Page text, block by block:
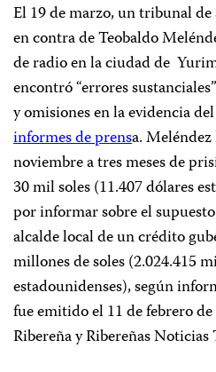
El 19 de marzo, un tribunal
en contra de Teobaldo
de radio en la ciudad de
encontró “errores
y omisiones en la evidencia
informes de prensa.
noviembre a tres meses de
30 mil soles (11.407 dólares
por informar sobre el
alcalde local de un crédito
millones de soles (2.024.415
estadounidenses), según
fue emitido el 11 de febrero
Ribereña y Ribereñas Noticias